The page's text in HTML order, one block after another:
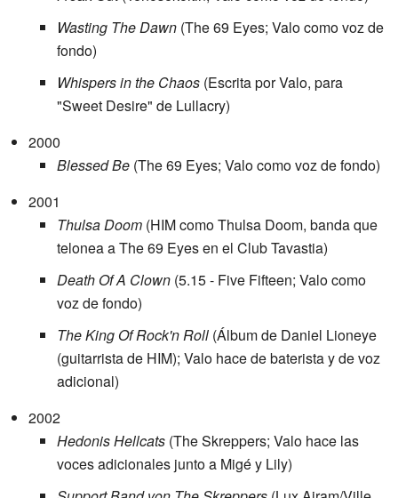
Wasting The Dawn (The 69 Eyes; Valo como voz de
fondo)
Whispers in the Chaos (Escrita por Valo, para
"Sweet Desire" de Lullacry)
2000
Blessed Be (The 69 Eyes; Valo como voz de fondo)
2001
Thulsa Doom (HIM como Thulsa Doom, banda que
telonea a The 69 Eyes en el Club Tavastia)
Death Of A Clown (5.15 - Five Fifteen; Valo como
voz de fondo)
The King Of Rock'n Roll (Álbum de Daniel Lioneye
(guitarrista de HIM); Valo hace de baterista y de voz
adicional)
2002
Hedonis Hellcats (The Skreppers; Valo hace las
voces adicionales junto a Migé y Lily)